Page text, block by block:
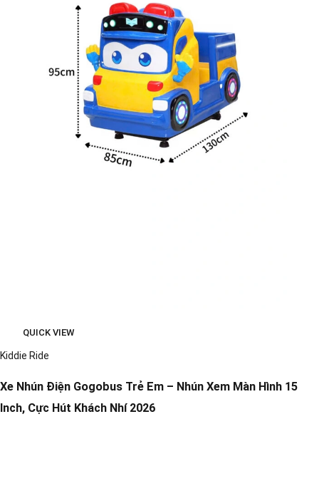
QUICK VIEW
Kiddie Ride
Xe Nhún Điện Gogobus Trẻ Em – Nhún Xem Màn Hình 15
Inch, Cực Hút Khách Nhí 2026